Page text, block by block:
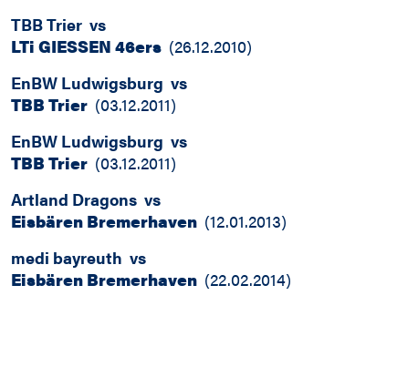
TBB Trier vs
LTi GIESSEN 46ers (26.12.2010)
EnBW Ludwigsburg vs
TBB Trier (03.12.2011)
EnBW Ludwigsburg vs
TBB Trier (03.12.2011)
Artland Dragons vs
Eisbären Bremerhaven (12.01.2013)
medi bayreuth vs
Eisbären Bremerhaven (22.02.2014)